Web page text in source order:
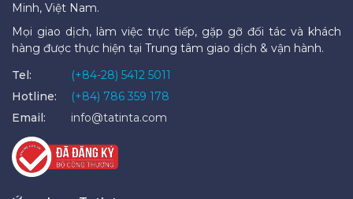
Minh, Việt Nam.
Mọi giao dịch, làm việc trực tiếp, gặp gỡ đối tác và khách
hàng được thực hiện tại Trung tâm giao dịch & vận hành.
Tel:
(+84-28) 5412 5011
Hotline:
(+84) 786 359 178
Email:
info@tatinta.com